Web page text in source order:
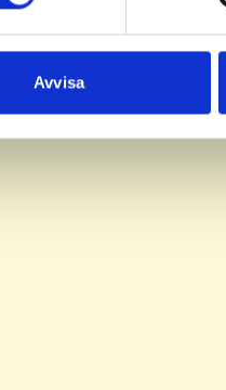
och analysera vår trafik.
medier och annons- och
Avvisa